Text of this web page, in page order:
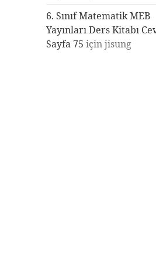
6. Sınıf Matematik MEB
Yayınları Ders Kitabı
Sayfa 75 içinjisung